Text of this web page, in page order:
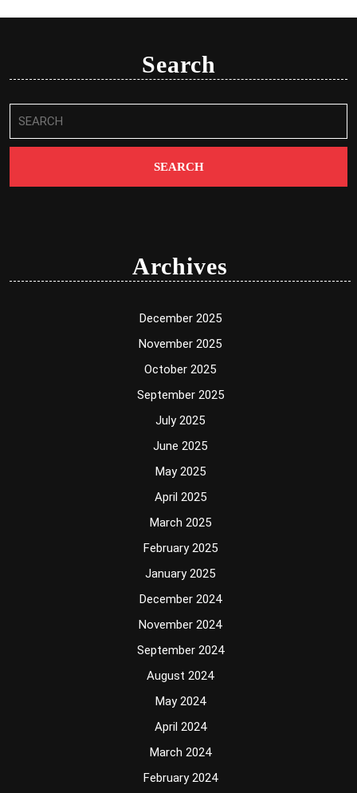
Search
for:
Archives
December 2025
November 2025
October 2025
September 2025
July 2025
June 2025
May 2025
April 2025
March 2025
February 2025
January 2025
December 2024
November 2024
September 2024
August 2024
May 2024
April 2024
March 2024
February 2024